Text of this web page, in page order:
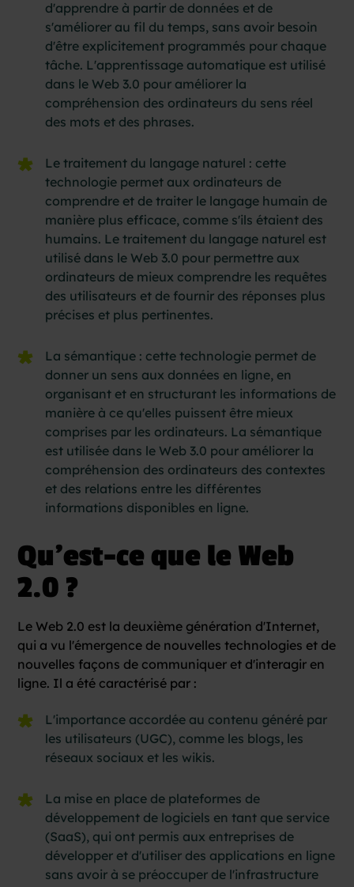
d'apprendre à partir de données et de
s'améliorer au fil du temps, sans avoir besoin
d'être explicitement programmés pour chaque
tâche. L'apprentissage automatique est utilisé
dans le Web 3.0 pour améliorer la
compréhension des ordinateurs du sens réel
des mots et des phrases.
Le traitement du langage naturel : cette
technologie permet aux ordinateurs de
comprendre et de traiter le langage humain de
manière plus efficace, comme s'ils étaient des
humains. Le traitement du langage naturel est
utilisé dans le Web 3.0 pour permettre aux
ordinateurs de mieux comprendre les requêtes
des utilisateurs et de fournir des réponses plus
précises et plus pertinentes.
La sémantique : cette technologie permet de
donner un sens aux données en ligne, en
organisant et en structurant les informations de
manière à ce qu'elles puissent être mieux
comprises par les ordinateurs. La sémantique
est utilisée dans le Web 3.0 pour améliorer la
compréhension des ordinateurs des contextes
et des relations entre les différentes
informations disponibles en ligne.
Qu’est-ce que le Web
2.0 ?
Le Web 2.0 est la deuxième génération d'Internet,
qui a vu l'émergence de nouvelles technologies et de
nouvelles façons de communiquer et d'interagir en
ligne. Il a été caractérisé par :
L'importance accordée au contenu généré par
les utilisateurs (UGC), comme les blogs, les
réseaux sociaux et les wikis.
La mise en place de plateformes de
développement de logiciels en tant que service
(SaaS), qui ont permis aux entreprises de
développer et d'utiliser des applications en ligne
sans avoir à se préoccuper de l'infrastructure